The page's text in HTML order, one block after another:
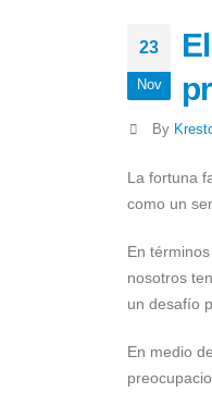
23
Nov
By
La fortuna
como un
En
nosotros
un desafío
En medio